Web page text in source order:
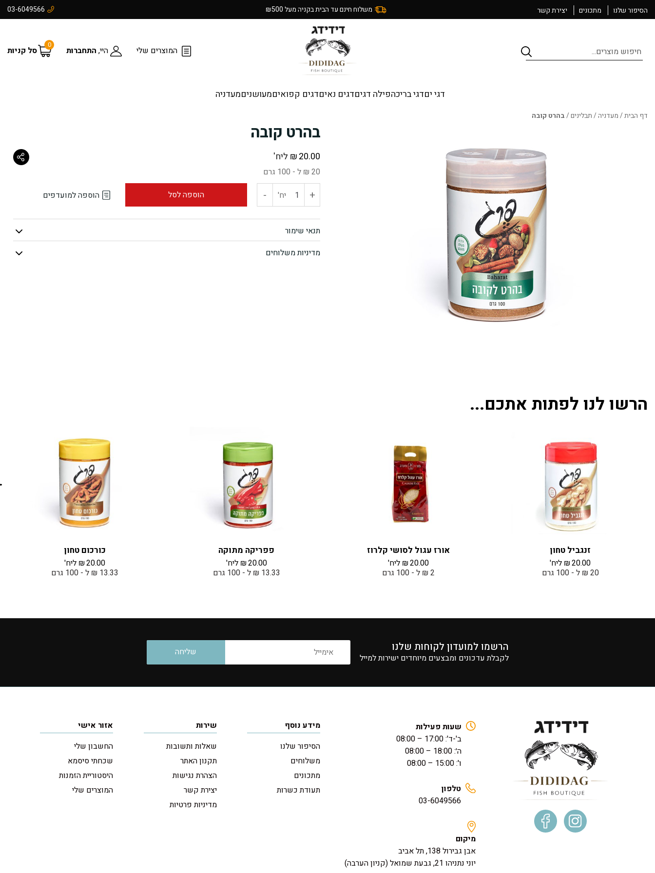
הסיפור שלנו מתכונים יצירת קשר משלוח חינם עד הבית בקניה מעל ₪500 03-6049566
search המוצרים שלי היי, התחברות
0
סל קניות
דגי יםדגי בריכהפילה דגיםדגים נאיםדגים קפואיםמעושניםמעדניה
דף הבית/מעדניה/תבלינים/בהרט קובה
בהרט קובה
₪20.00 ליח'
20 ₪ ל - 100 גרם
+ כמות יח' - הוספה לסל הוספה למועדפים
תנאי שימור
מדיניות משלוחים
הרשו לנו לפתות אתכם...
זנגביל טחון
₪20.00
ליח'
20 ₪ ל - 100 גרם
אורז עגול לסושי קלרוז
₪20.00
ליח'
2 ₪ ל - 100 גרם
פפריקה מתוקה
₪20.00
ליח'
13.33 ₪ ל - 100 גרם
כורכום טחון
₪20.00
ליח'
13.33 ₪ ל - 100 גרם
הרשמו למועדון לקוחות שלנו
לקבלת עדכונים ומבצעים מיוחדים ישירות למייל
שעות פעילות
ב'-ד': 17:00 – 08:00
ה׳: 18:00 – 08:00
ו': 15:00 – 08:00
טלפון
03-6049566
מיקום
אבן גבירול 138, תל אביב
יוני נתניהו 21, גבעת שמואל
(קניון הערבה)
מידע נוסף
הסיפור שלנו
משלוחים
מתכונים
תעודת כשרות
שירות
שאלות ותשובות
תקנון האתר
הצהרת נגישות
יצירת קשר
מדיניות פרטיות
אזור אישי
החשבון שלי
שכחתי סיסמא
היסטוריית הזמנות
המוצרים שלי